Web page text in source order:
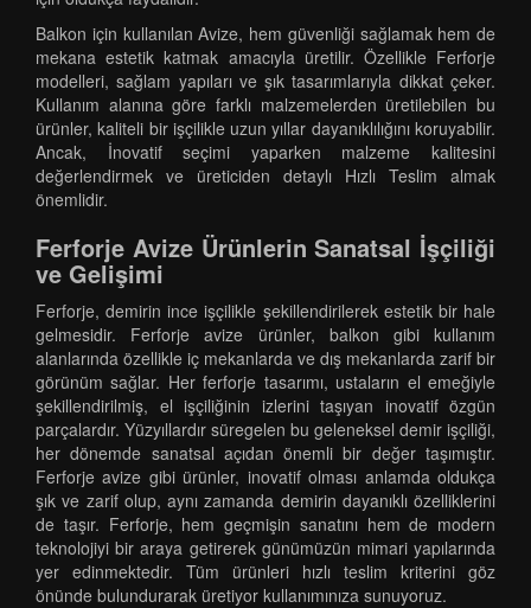
Balkon için kullanılan Avize, hem güvenliği sağlamak hem de
mekana estetik katmak amacıyla üretilir. Özellikle Ferforje
modelleri, sağlam yapıları ve şık tasarımlarıyla dikkat çeker.
Kullanım alanına göre farklı malzemelerden üretilebilen bu
ürünler, kaliteli bir işçilikle uzun yıllar dayanıklılığını koruyabilir.
Ancak, İnovatif seçimi yaparken malzeme kalitesini
değerlendirmek ve üreticiden detaylı Hızlı Teslim almak
önemlidir.
Ferforje Avize Ürünlerin Sanatsal İşçiliği
ve Gelişimi
Ferforje, demirin ince işçilikle şekillendirilerek estetik bir hale
gelmesidir. Ferforje avize ürünler, balkon gibi kullanım
alanlarında özellikle iç mekanlarda ve dış mekanlarda zarif bir
görünüm sağlar. Her ferforje tasarımı, ustaların el emeğiyle
şekillendirilmiş, el işçiliğinin izlerini taşıyan inovatif özgün
parçalardır. Yüzyıllardır süregelen bu geleneksel demir işçiliği,
her dönemde sanatsal açıdan önemli bir değer taşımıştır.
Ferforje avize gibi ürünler, inovatif olması anlamda oldukça
şık ve zarif olup, aynı zamanda demirin dayanıklı özelliklerini
de taşır. Ferforje, hem geçmişin sanatını hem de modern
teknolojiyi bir araya getirerek günümüzün mimari yapılarında
yer edinmektedir. Tüm ürünleri hızlı teslim kriterini göz
önünde bulundurarak üretiyor kullanımınıza sunuyoruz.